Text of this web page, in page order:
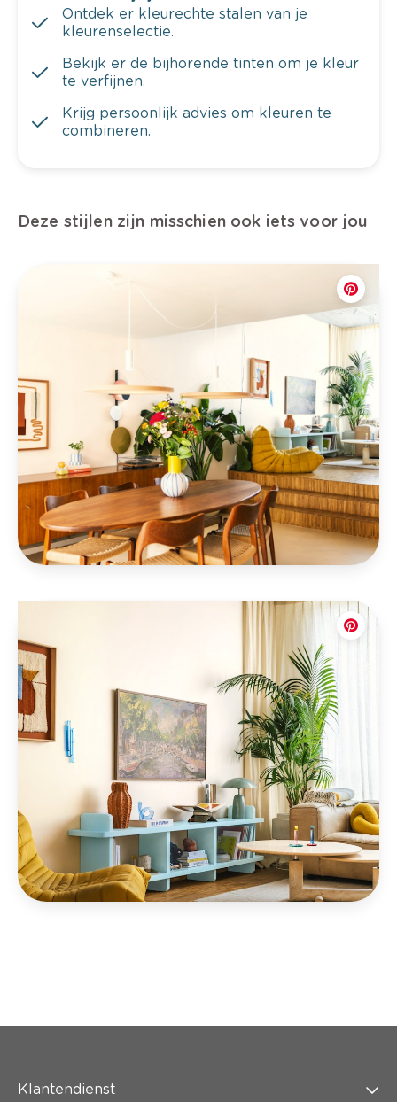
Ontdek er kleurechte stalen van je
kleurenselectie.
Bekijk er de bijhorende tinten om je kleur
te verfijnen.
Krijg persoonlijk advies om kleuren te
combineren.
Deze stijlen zijn misschien ook iets voor jou
Klantendienst